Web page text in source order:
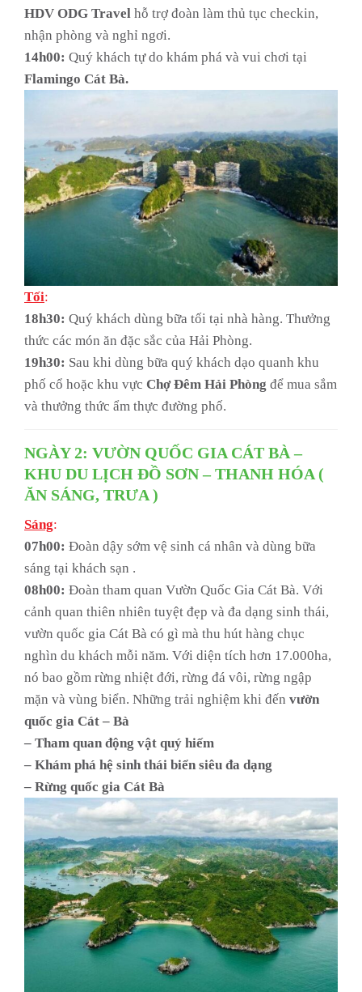
HDV ODG Travel hỗ trợ đoàn làm thủ tục checkin,
nhận phòng và nghỉ ngơi.
14h00: Quý khách tự do khám phá và vui chơi tại
Flamingo Cát Bà.
Tối:
18h30: Quý khách dùng bữa tối tại nhà hàng. Thưởng
thức các món ăn đặc sắc của Hải Phòng.
19h30: Sau khi dùng bữa quý khách dạo quanh khu
phố cổ hoặc khu vực Chợ Đêm Hải Phòng để mua sắm
và thưởng thức ẩm thực đường phố.
NGÀY 2: VƯỜN QUỐC GIA CÁT BÀ –
KHU DU LỊCH ĐỒ SƠN – THANH HÓA (
ĂN SÁNG, TRƯA )
Sáng:
07h00: Đoàn dậy sớm vệ sinh cá nhân và dùng bữa
sáng tại khách sạn .
08h00: Đoàn tham quan Vườn Quốc Gia Cát Bà. Với
cảnh quan thiên nhiên tuyệt đẹp và đa dạng sinh thái,
vườn quốc gia Cát Bà có gì mà thu hút hàng chục
nghìn du khách mỗi năm. Với diện tích hơn 17.000ha,
nó bao gồm rừng nhiệt đới, rừng đá vôi, rừng ngập
mặn và vùng biển. Những trải nghiệm khi đến vườn
quốc gia Cát – Bà
– Tham quan động vật quý hiếm
– Khám phá hệ sinh thái biển siêu đa dạng
– Rừng quốc gia Cát Bà